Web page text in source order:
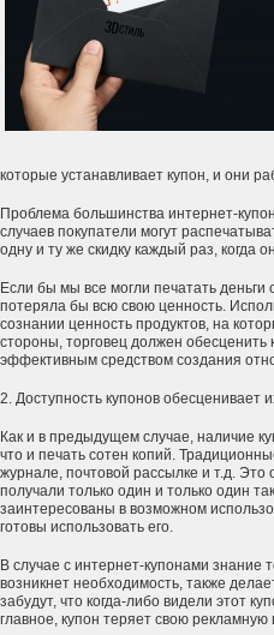
которые устанавливает купон, и они
Проблема большинства интернет-
случаев покупатели могут
одну и ту же скидку каждый раз, когда
Если бы мы все могли печатать
потеряла бы всю свою ценность.
сознании ценность продуктов, на
стороны, торговец должен обесценить
эффективным средством создания
2. Доступность купонов обесценивает
Как и в предыдущем случае, наличие
что и печать сотен копий.
журнале, почтовой рассылке и т.д. Это
получали только один и только один
заинтересованы в возможном
готовы использовать его.
В случае с интернет-купонами знание
возникнет необходимость, также
забудут, что когда-либо видели этот
главное, купон теряет свою